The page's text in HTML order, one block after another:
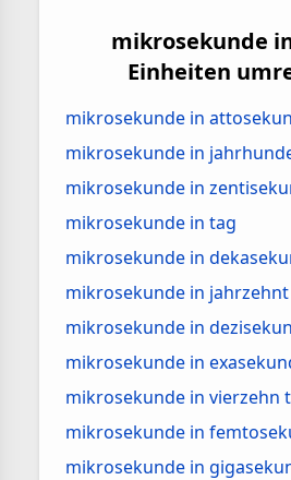
mikrosekunde
Einheiten
mikrosekunde in
mikrosekunde in
mikrosekunde in
mikrosekunde in tag
mikrosekunde in
mikrosekunde in jahrzehnt
mikrosekunde in
mikrosekunde in
mikrosekunde in vierzehn
mikrosekunde in
mikrosekunde in